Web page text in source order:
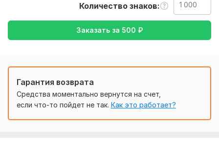
Культура и
искусство,
Хобби и увлечения
с Русского на Английский
Объем услуги в кворке:
Количество знаков
Заказать за 500 ₽
Гарантия возврата
Средства моментально вернутся на счет,
если что-то пойдет не так. Как это работает?